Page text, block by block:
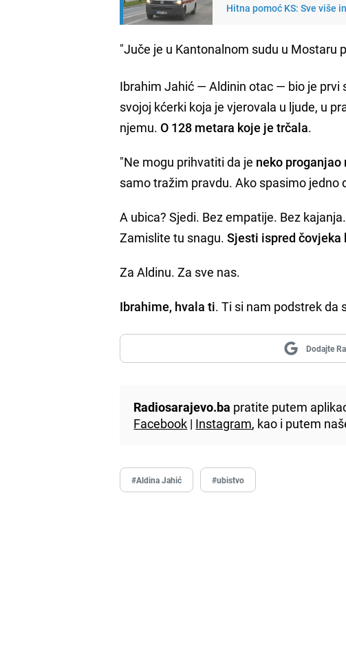
Hitna pomoć KS: Sve više
"Juče je u Kantonalnom sudu u Mostaru
Ibrahim Jahić — Aldinin otac — bio je prvi
svojoj kćerki koja je vjerovala u ljude, u
njemu.O 128 metara koje je trčala.
"Ne mogu prihvatiti da je neko
samo tražim pravdu. Ako spasimo jedno
A ubica? Sjedi. Bez empatije. Bez
Zamislite tu snagu.Sjesti ispred
Za Aldinu. Za sve nas.
Ibrahime, hvala ti. Ti si nam podstrek da
Dodajte
Radiosarajevo.ba pratite putem
Facebook | Instagram, kao i putem
#Aldina Jahić #ubistvo